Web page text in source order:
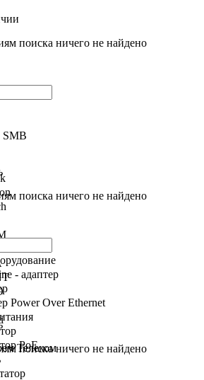
поиска ничего не найдено
Телеком
поиска ничего не найдено
- адаптер
Power Over Ethernet
PoE
поиска ничего не найдено